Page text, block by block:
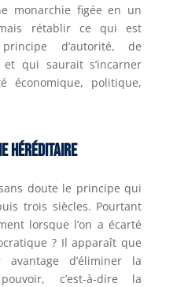
monarchie figée en un
rétablir ce qui est
d’autorité, de
et qui saurait s’incarner
économique, politique,
héréditaire
doute le principe qui
trois siècles. Pourtant
lorsque l’on a écarté
? Il apparaît que
d’éliminer la
c’est-à-dire la